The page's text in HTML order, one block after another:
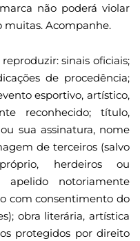
não poderá violar
muitas. Acompanhe.
sinais oficiais;
de procedência;
esportivo, artístico,
reconhecido; título,
sua assinatura, nome
de terceiros (salvo
herdeiros ou
apelido notoriamente
com consentimento do
obra literária, artística
protegidos por direito